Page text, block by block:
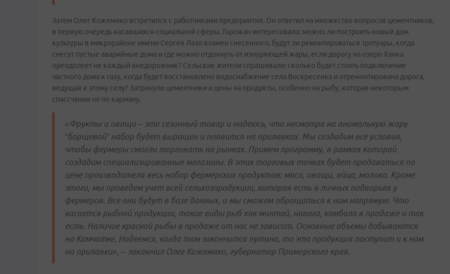
Затем Олег Кожемяко встретился с работниками предприятия. Он ответил на множество вопросов цементников,
в первую очередь касавшихся социальной сферы. Горожан интересовало: можно ли построить новый дом
культуры в микрорайоне имени Сергея Лазо взамен снесенного, будут ли ремонтироваться тротуары, когда
снесут пустые аварийные дома и где можно отдохнуть от изнуряющей жары, если дорогу на озеро Ханка
преодолеет не каждый внедорожник? Сельские жители спрашивали: сколько будет стоить подключение
частного дома к газу, когда будет восстановлено водоснабжение села Воскресенка и отремонтирована дорога,
ведущая к этому селу? Затронули цементники и цены на продукты, особенно на рыбу, которая некоторым
спассчанам не по карману.
«Фрукты и овощи – это сезонный товар и надеюсь, что несмотря на аномальную жару
“борщевой” набор будет выращен и появится на прилавках. Мы создадим все условия,
чтобы фермеры смогли торговать на рынках. Примем программу, в рамках которой
создадим специализированные магазины. В этих торговых точках будет продаваться по
цене производителя весь набор фермерских продуктов: мясо, овощи, яйца, молоко. Кроме
этого, мы проведем учет всей сельхозпродукции, которая есть в личных подворьях у
фермеров. Все они будут в базе данных, и мы сможем обращаться к ним напрямую. Что
касается рыбной продукции, такие виды рыб как минтай, навага, камбала в продаже и так
есть. Наличие красной рыбы в продаже от нас не зависит. Основные объемы добываются
на Камчатке. Надеемся, когда там закончится путина, то эта продукция поступит и к нам
на прилавки», – заключил Олег Кожемяко, губернатор Приморского края.